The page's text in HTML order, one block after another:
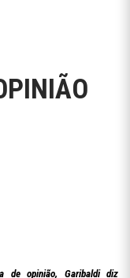
de opinião, Garibaldi diz